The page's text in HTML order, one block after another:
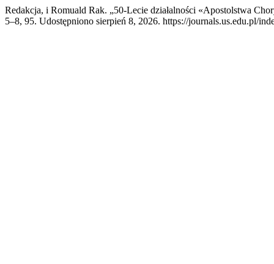
Redakcja, i Romuald Rak. „50-Lecie działalności «Apostolstwa
5–8, 95. Udostępniono sierpień 8, 2026. https://journals.us.edu.pl/